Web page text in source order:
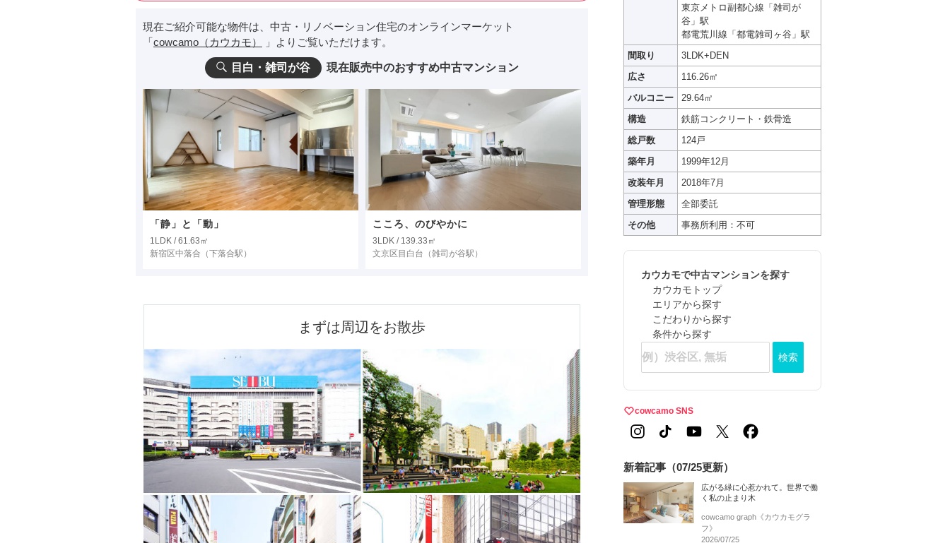
現在ご紹介可能な物件は、中古・リノベーション住宅のオンラインマーケット
「cowcamo（カウカモ） 」よりご覧いただけます。
目白・雑司が谷 現在販売中のおすすめ中古マンション
「静」と「動」
1LDK / 61.63㎡
新宿区中落合 （下落合駅）
こころ、のびやかに
3LDK / 139.33㎡
文京区目白台 （雑司が谷駅）
まずは周辺をお散歩
東京メトロ副都心線「雑司が
谷」駅
都電荒川線「都電雑司ヶ谷」駅
間取り
3LDK+DEN
広さ
116.26㎡
バルコニー
29.64㎡
構造
鉄筋コンクリート・鉄骨造
総戸数
124戸
築年月
1999年12月
改装年月
2018年7月
管理形態
全部委託
その他
事務所利用：不可
カウカモで中古マンションを探す
カウカモトップ
エリアから探す
こだわりから探す
条件から探す
検索
cowcamo SNS
新着記事（07/25更新）
広がる緑に心惹かれて。世界で働
く私の止まり木
cowcamo graph《カウカモグラ
フ》
2026/07/25